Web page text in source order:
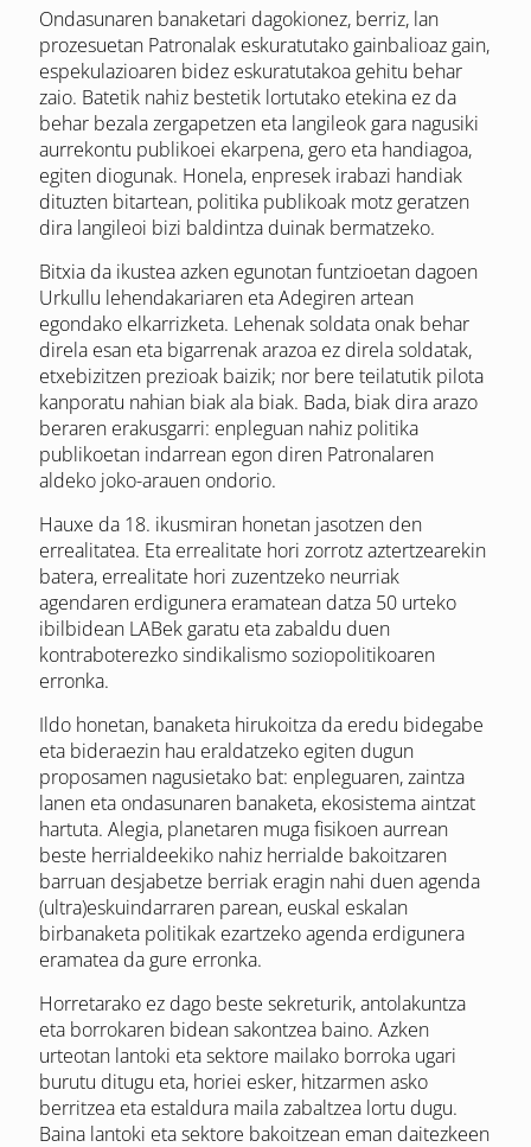
Ondasunaren banaketari dagokionez, berriz, lan
prozesuetan Patronalak eskuratutako gainbalioaz gain,
espekulazioaren bidez eskuratutakoa gehitu behar
zaio. Batetik nahiz bestetik lortutako etekina ez da
behar bezala zergapetzen eta langileok gara nagusiki
aurrekontu publikoei ekarpena, gero eta handiagoa,
egiten diogunak. Honela, enpresek irabazi handiak
dituzten bitartean, politika publikoak motz geratzen
dira langileoi bizi baldintza duinak bermatzeko.
Bitxia da ikustea azken egunotan funtzioetan dagoen
Urkullu lehendakariaren eta Adegiren artean
egondako elkarrizketa. Lehenak soldata onak behar
direla esan eta bigarrenak arazoa ez direla soldatak,
etxebizitzen prezioak baizik; nor bere teilatutik pilota
kanporatu nahian biak ala biak. Bada, biak dira arazo
beraren erakusgarri: enpleguan nahiz politika
publikoetan indarrean egon diren Patronalaren
aldeko joko-arauen ondorio.
Hauxe da 18. ikusmiran honetan jasotzen den
errealitatea. Eta errealitate hori zorrotz aztertzearekin
batera, errealitate hori zuzentzeko neurriak
agendaren erdigunera eramatean datza 50 urteko
ibilbidean LABek garatu eta zabaldu duen
kontraboterezko sindikalismo soziopolitikoaren
erronka.
Ildo honetan, banaketa hirukoitza da eredu bidegabe
eta bideraezin hau eraldatzeko egiten dugun
proposamen nagusietako bat: enpleguaren, zaintza
lanen eta ondasunaren banaketa, ekosistema aintzat
hartuta. Alegia, planetaren muga fisikoen aurrean
beste herrialdeekiko nahiz herrialde bakoitzaren
barruan desjabetze berriak eragin nahi duen agenda
(ultra)eskuindarraren parean, euskal eskalan
birbanaketa politikak ezartzeko agenda erdigunera
eramatea da gure erronka.
Horretarako ez dago beste sekreturik, antolakuntza
eta borrokaren bidean sakontzea baino. Azken
urteotan lantoki eta sektore mailako borroka ugari
burutu ditugu eta, horiei esker, hitzarmen asko
berritzea eta estaldura maila zabaltzea lortu dugu.
Baina lantoki eta sektore bakoitzean eman daitezkeen